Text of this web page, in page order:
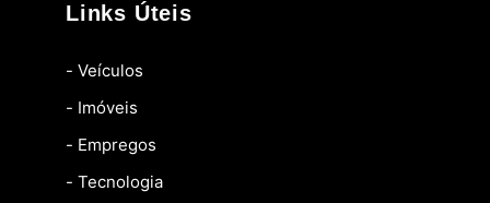
Links Úteis
- Veículos
- Imóveis
- Empregos
- Tecnologia